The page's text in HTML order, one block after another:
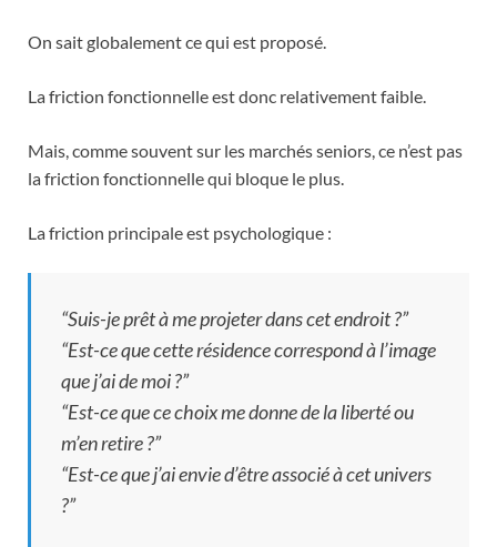
On sait globalement ce qui est proposé.
La friction fonctionnelle est donc relativement faible.
Mais, comme souvent sur les marchés seniors, ce n’est pas
la friction fonctionnelle qui bloque le plus.
La friction principale est psychologique :
“Suis-je prêt à me projeter dans cet endroit ?”
“Est-ce que cette résidence correspond à l’image
que j’ai de moi ?”
“Est-ce que ce choix me donne de la liberté ou
m’en retire ?”
“Est-ce que j’ai envie d’être associé à cet univers
?”